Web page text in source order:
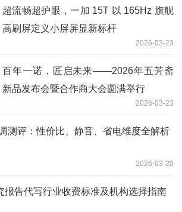
超流畅超护眼，一加 15T 以 165Hz 旗舰
高刷屏定义小屏屏显新标杆
2026-03-23
百年一诺，匠启未来——2026年五芳斋
新品发布会暨合作商大会圆满举行
2026-03-23
测评：性价比、静音、省电维度全解析
2026-03-20
报告代写行业收费标准及机构选择指南